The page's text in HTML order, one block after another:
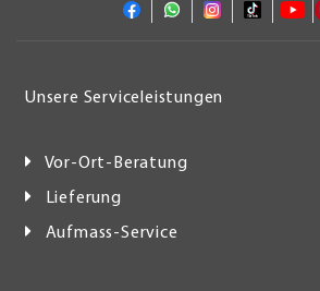
Unsere Serviceleistungen
Vor-Ort-Beratung
Lieferung
Aufmass-Service